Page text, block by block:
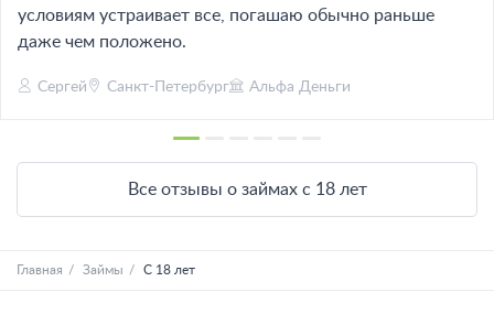
условиям устраивает все, погашаю обычно раньше
даже чем положено.
Сергей Санкт-Петербург Альфа Деньги
Все отзывы о займах с 18 лет
Главная Займы С 18 лет